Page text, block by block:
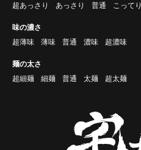
超あっさり
あっさり 普通 こってり
味の濃さ
超薄味
薄味 普通 濃味 超濃味
麺の太さ
超細麺
細麺 普通 太麺 超太麺